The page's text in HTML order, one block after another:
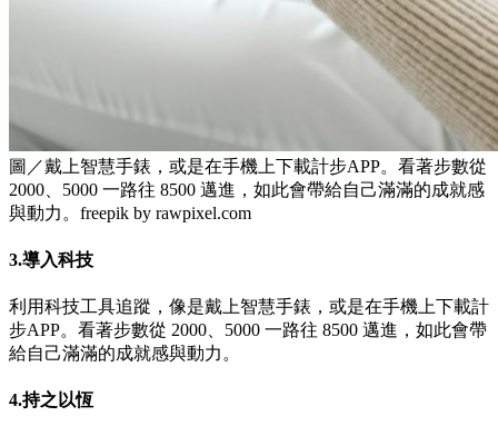
圖／戴上智慧手錶，或是在手機上下載計步APP。看著步數從
2000、5000 一路往 8500 邁進，如此會帶給自己滿滿的成就感
與動力。freepik by rawpixel.com
3.導入科技
利用科技工具追蹤，像是戴上智慧手錶，或是在手機上下載計
步APP。看著步數從 2000、5000 一路往 8500 邁進，如此會帶
給自己滿滿的成就感與動力。
4.持之以恆